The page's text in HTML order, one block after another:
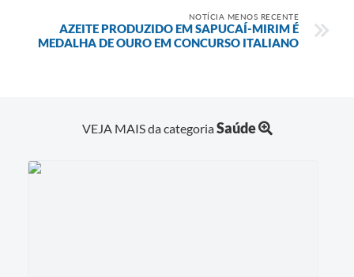
NOTÍCIA MENOS RECENTE
AZEITE PRODUZIDO EM SAPUCAÍ-MIRIM É
MEDALHA DE OURO EM CONCURSO ITALIANO
VEJA MAIS da categoriaSaúde